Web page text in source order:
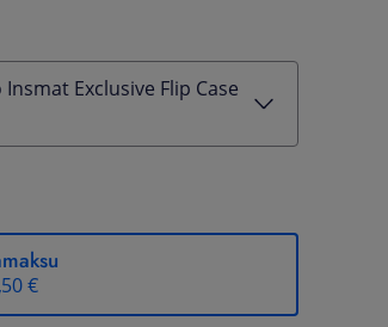
Exclusive Flip Case
€